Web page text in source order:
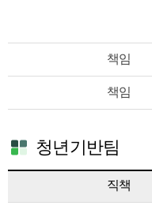
책임
책임
청년기반팀
직책